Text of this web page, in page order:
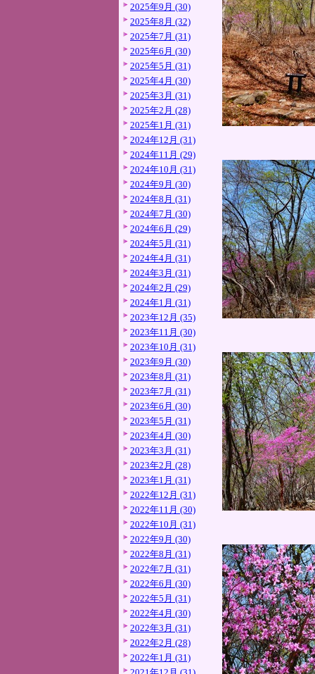
2025年9月 (30)
2025年8月 (32)
2025年7月 (31)
2025年6月 (30)
2025年5月 (31)
2025年4月 (30)
2025年3月 (31)
2025年2月 (28)
2025年1月 (31)
2024年12月 (31)
2024年11月 (29)
2024年10月 (31)
2024年9月 (30)
2024年8月 (31)
2024年7月 (30)
2024年6月 (29)
2024年5月 (31)
2024年4月 (31)
2024年3月 (31)
2024年2月 (29)
2024年1月 (31)
2023年12月 (35)
2023年11月 (30)
2023年10月 (31)
2023年9月 (30)
2023年8月 (31)
2023年7月 (31)
2023年6月 (30)
2023年5月 (31)
2023年4月 (30)
2023年3月 (31)
2023年2月 (28)
2023年1月 (31)
2022年12月 (31)
2022年11月 (30)
2022年10月 (31)
2022年9月 (30)
2022年8月 (31)
2022年7月 (31)
2022年6月 (30)
2022年5月 (31)
2022年4月 (30)
2022年3月 (31)
2022年2月 (28)
2022年1月 (31)